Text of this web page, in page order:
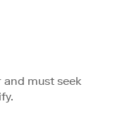
must seek